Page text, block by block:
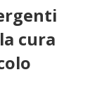
cura